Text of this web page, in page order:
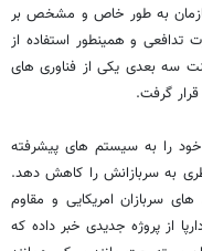
به طور خاص و مشخص بر
تدافعی و همینطور استفاده از
سه بعدی یکی از فناوری های
گرفت.
خود را به سیستم های پیشرفته
به سربازانش را کاهش دهد.
سربازان امریکایی و مقاوم
از پروژه جدیدی خبر داده که